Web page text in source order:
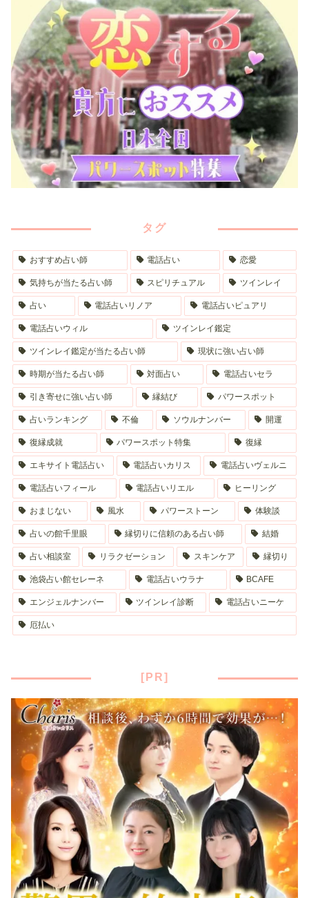
タグ
おすすめ占い師 電話占い 恋愛
気持ちが当たる占い師 スピリチュアル ツインレイ
占い 電話占いリノア 電話占いピュアリ
電話占いウィル ツインレイ鑑定
ツインレイ鑑定が当たる占い師 現状に強い占い師
時期が当たる占い師 対面占い 電話占いセラ
引き寄せに強い占い師 縁結び パワースポット
占いランキング 不倫 ソウルナンバー 開運
復縁成就 パワースポット特集 復縁
エキサイト電話占い 電話占いカリス 電話占いヴェルニ
電話占いフィール 電話占いリエル ヒーリング
おまじない 風水 パワーストーン 体験談
占いの館千里眼 縁切りに信頼のある占い師 結婚
占い相談室 リラクゼーション スキンケア 縁切り
池袋占い館セレーネ 電話占いウラナ BCAFE
エンジェルナンバー ツインレイ診断 電話占いニーケ
厄払い
[PR]